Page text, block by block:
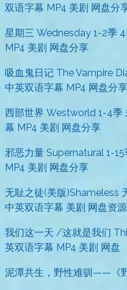
双语字幕 MP4 美剧 网盘分
星期三 Wednesday 1-2季
MP4 美剧 网盘分享
吸血鬼日记 The Vampire
中英双语字幕 MP4 网盘分
西部世界 Westworld 1-4季
幕 MP4 美剧 网盘分享
邪恶力量 Supernatural 1-
MP4 美剧 网盘分享
无耻之徒(美版)Shameless
中英双语字幕 美剧 网盘资源
我们这一天 /这就是我们
英双语字幕 MP4 美剧 网盘
泥潭共生，野性难驯——《